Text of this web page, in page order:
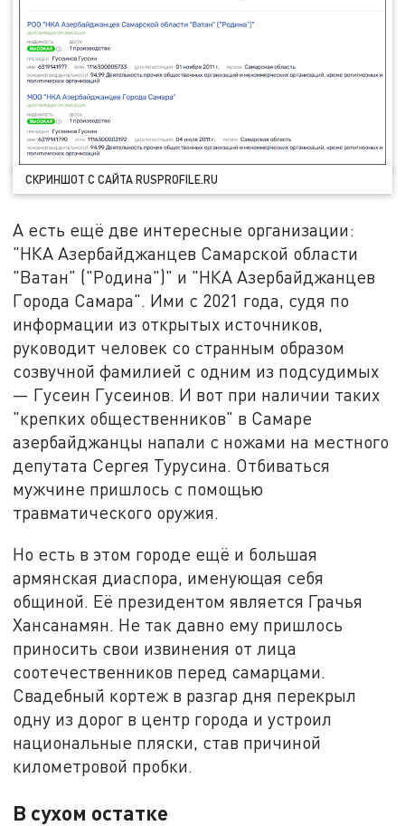
СКРИНШОТ С САЙТА RUSPROFILE.RU
А есть ещё две интересные организации:
"НКА Азербайджанцев Самарской области
"Ватан" ("Родина")" и "НКА Азербайджанцев
Города Самара". Ими с 2021 года, судя по
информации из открытых источников,
руководит человек со странным образом
созвучной фамилией с одним из подсудимых
— Гусеин Гусеинов. И вот при наличии таких
"крепких общественников" в Самаре
азербайджанцы напали с ножами на местного
депутата Сергея Турусина. Отбиваться
мужчине пришлось с помощью
травматического оружия.
Но есть в этом городе ещё и большая
армянская диаспора, именующая себя
общиной. Её президентом является Грачья
Хансанамян. Не так давно ему пришлось
приносить свои извинения от лица
соотечественников перед самарцами.
Свадебный кортеж в разгар дня перекрыл
одну из дорог в центр города и устроил
национальные пляски, став причиной
километровой пробки.
В сухом остатке